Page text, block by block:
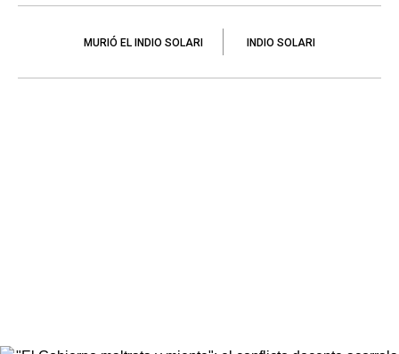
MURIÓ EL INDIO SOLARI INDIO SOLARI